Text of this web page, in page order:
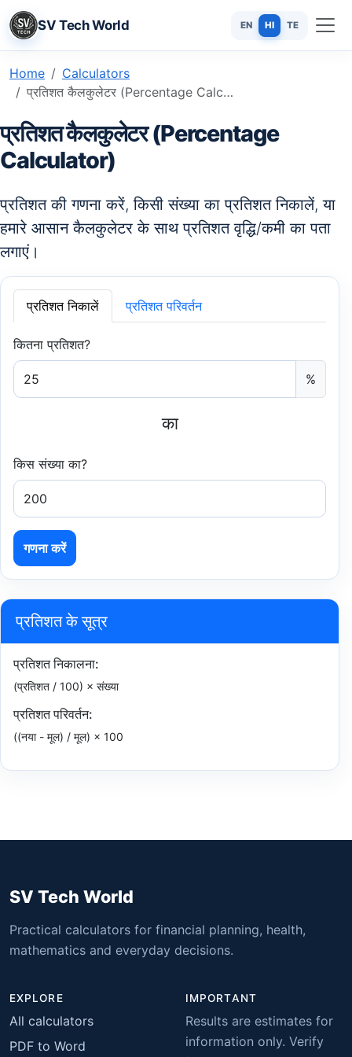
SV Tech World EN HI TE
Home
Calculators
प्रतिशत कैलकुलेटर (Percentage Calculator): प्रतिशत, वृद्धि और कमी की तेज़ गणना
प्रतिशत कैलकुलेटर (Percentage
Calculator)
प्रतिशत की गणना करें, किसी संख्या का प्रतिशत निकालें, या
हमारे आसान कैलकुलेटर के साथ प्रतिशत वृद्धि/कमी का पता
लगाएं।
प्रतिशत निकालें प्रतिशत परिवर्तन
कितना प्रतिशत?
%
का
किस संख्या का?
गणना करें
प्रतिशत के सूत्र
प्रतिशत निकालना:
(प्रतिशत / 100) × संख्या
प्रतिशत परिवर्तन:
((नया - मूल) / मूल) × 100
SV Tech World
Practical calculators for financial planning, health,
mathematics and everyday decisions.
EXPLORE
All calculators
PDF to Word
IMPORTANT
Results are estimates for
information only. Verify